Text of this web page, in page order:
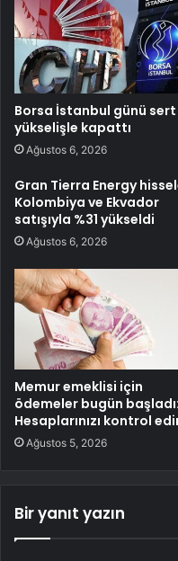
Borsa İstanbul günü sert
yükselişle kapattı
Ağustos 6, 2026
Gran Tierra Energy
Kolombiya ve Ekvador
satışıyla %31 yükseldi
Ağustos 6, 2026
Memur emeklisi için
ödemeler bugün başladı:
Hesaplarınızı kontrol
Ağustos 5, 2026
Bir yanıt yazın